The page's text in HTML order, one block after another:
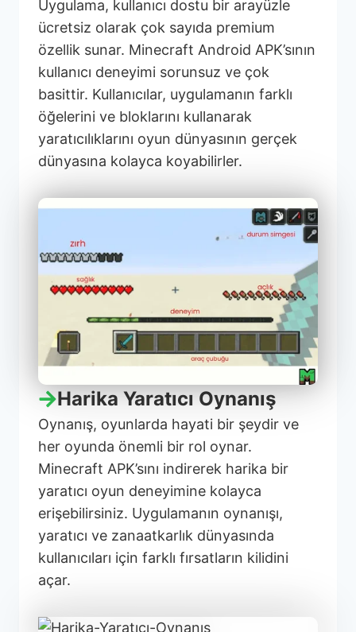
Uygulama, kullanıcı dostu bir arayüzle
ücretsiz olarak çok sayıda premium
özellik sunar. Minecraft Android APK’sının
kullanıcı deneyimi sorunsuz ve çok
basittir. Kullanıcılar, uygulamanın farklı
öğelerini ve bloklarını kullanarak
yaratıcılıklarını oyun dünyasının gerçek
dünyasına kolayca koyabilirler.
Harika Yaratıcı Oynanış
Oynanış, oyunlarda hayati bir şeydir ve
her oyunda önemli bir rol oynar.
Minecraft APK’sını indirerek harika bir
yaratıcı oyun deneyimine kolayca
erişebilirsiniz. Uygulamanın oynanışı,
yaratıcı ve zanaatkarlık dünyasında
kullanıcıları için farklı fırsatların kilidini
açar.